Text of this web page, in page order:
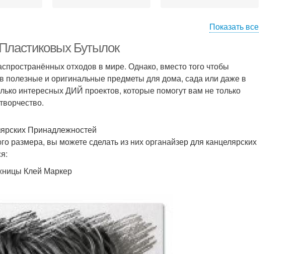
бутылки
полива Бутылки для украшения Бутылки для хранения
для
Грядки из пластиковых
бутылок
пластиковых бутылок
Цветочный горшок
Показать все
Бутылок
отходов в мире. Однако, вместо того чтобы
полезные и оригинальные предметы для дома, сада или даже в
интересных ДИЙ проектов, которые помогут вам не только
Принадлежностей
размера, вы можете сделать из них органайзер для канцелярских
Клей Маркер